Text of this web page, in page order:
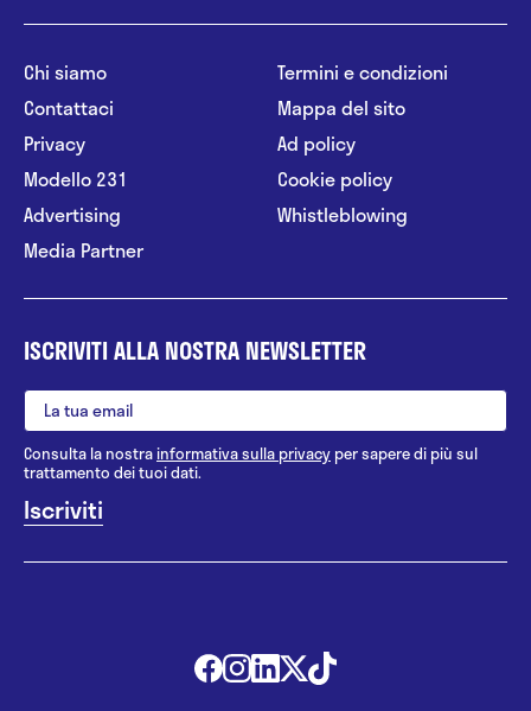
Chi siamo
Contattaci
Privacy
Modello 231
Advertising
Media Partner
Termini e condizioni
Mappa del sito
Ad policy
Cookie policy
Whistleblowing
ISCRIVITI ALLA NOSTRA NEWSLETTER
Consulta la nostrainformativa sulla privacy per sapere di più sul
trattamento dei tuoi dati.